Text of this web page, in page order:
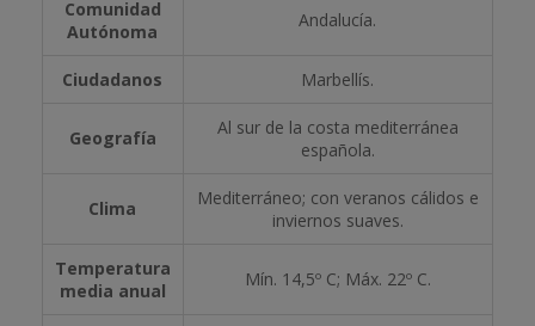
Comunidad
Autónoma
Andalucía.
Ciudadanos Marbellís.
Geografía
Al sur de la costa mediterránea
española.
Clima
Mediterráneo; con veranos cálidos e
inviernos suaves.
Temperatura
media anual
Mín. 14,5º C; Máx. 22º C.